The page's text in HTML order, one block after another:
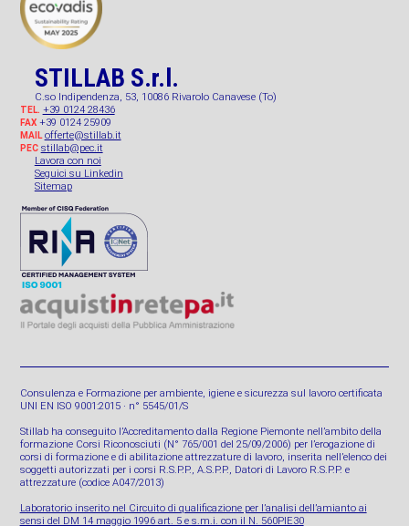
STILLAB S.r.l.
C.so Indipendenza, 53, 10086 Rivarolo Canavese (To)
TEL. +39 0124 28436
FAX+39 0124 25909
MAIL offerte@stillab.it
PEC stillab@pec.it
Lavora con noi
Seguici su Linkedin
Sitemap
Consulenza e Formazione per ambiente, igiene e sicurezza sul lavoro certificata
UNI EN ISO 9001:2015 · n° 5545/01/S
Stillab ha conseguito l’Accreditamento dalla Regione Piemonte nell’ambito della
formazione Corsi Riconosciuti (N° 765/001 del 25/09/2006) per l’erogazione di
corsi di formazione e di abilitazione attrezzature di lavoro, inserita nell’elenco dei
soggetti autorizzati per i corsi R.S.P.P., A.S.P.P., Datori di Lavoro R.S.P.P. e
attrezzature (codice A047/2013)
Laboratorio inserito nel Circuito di qualificazione per l’analisi dell’amianto ai
sensi del DM 14 maggio 1996 art. 5 e s.m.i. con il N. 560PIE30